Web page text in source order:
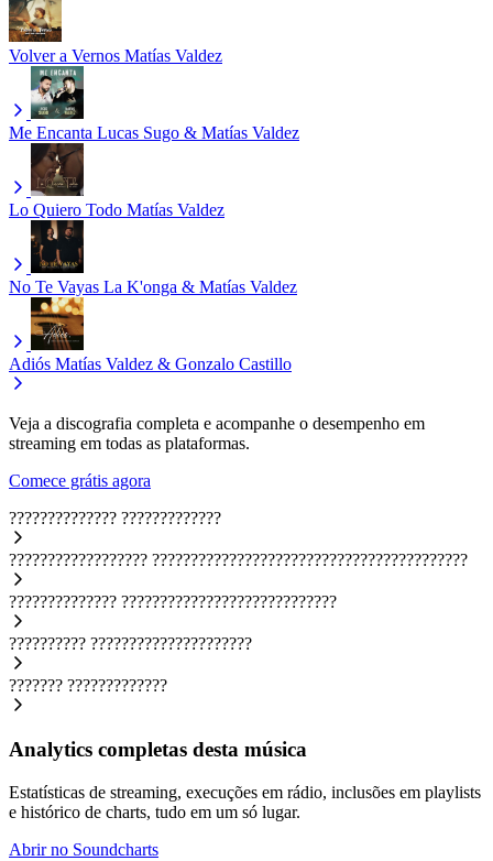
Volver a Vernos Matías Valdez
Me Encanta Lucas Sugo & Matías Valdez
Lo Quiero Todo Matías Valdez
No Te Vayas La K'onga & Matías Valdez
Adiós Matías Valdez & Gonzalo Castillo
Veja a discografia completa e acompanhe o desempenho em
streaming em todas as plataformas.
Comece grátis agora
?????????????? ?????????????
?????????????????? ?????????????????????????????????????????
?????????????? ????????????????????????????
?????????? ?????????????????????
??????? ?????????????
Analytics completas desta música
Estatísticas de streaming, execuções em rádio, inclusões em playlists
e histórico de charts, tudo em um só lugar.
Abrir no Soundcharts